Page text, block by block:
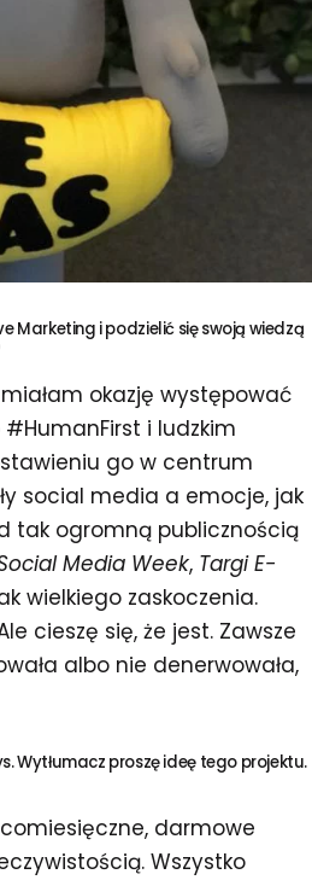
Marketing i podzielić się swoją wiedzą
miałam okazję występować
i ludzkim
go w centrum
social media a emocje, jak
tak ogromną publicznością
Media Week, Targi E-
wielkiego zaskoczenia.
cieszę się, że jest. Zawsze
albo nie denerwowała,
Wytłumacz proszę ideę tego projektu.
comiesięczne, darmowe
Wszystko